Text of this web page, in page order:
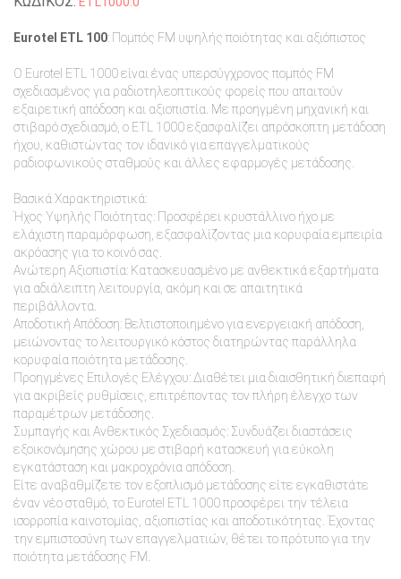
Eurotel ETL 100: Πομπός FM υψηλής ποιότητας και αξιόπιστος
Ο Eurotel ETL 1000 είναι ένας υπερσύγχρονος πομπός FM
σχεδιασμένος για ραδιοτηλεοπτικούς φορείς που απαιτούν
εξαιρετική απόδοση και αξιοπιστία. Με προηγμένη μηχανική και
στιβαρό σχεδιασμό, ο ETL 1000 εξασφαλίζει απρόσκοπτη μετάδοση
ήχου, καθιστώντας τον ιδανικό για επαγγελματικούς
ραδιοφωνικούς σταθμούς και άλλες εφαρμογές μετάδοσης.
Βασικά Χαρακτηριστικά:
Ήχος Υψηλής Ποιότητας: Προσφέρει κρυστάλλινο ήχο με
ελάχιστη παραμόρφωση, εξασφαλίζοντας μια κορυφαία εμπειρία
ακρόασης για το κοινό σας.
Ανώτερη Αξιοπιστία: Κατασκευασμένο με ανθεκτικά εξαρτήματα
για αδιάλειπτη λειτουργία, ακόμη και σε απαιτητικά
περιβάλλοντα.
Αποδοτική Απόδοση: Βελτιστοποιημένο για ενεργειακή απόδοση,
μειώνοντας το λειτουργικό κόστος διατηρώντας παράλληλα
κορυφαία ποιότητα μετάδοσης.
Προηγμένες Επιλογές Ελέγχου: Διαθέτει μια διαισθητική διεπαφή
για ακριβείς ρυθμίσεις, επιτρέποντας τον πλήρη έλεγχο των
παραμέτρων μετάδοσης.
Συμπαγής και Ανθεκτικός Σχεδιασμός: Συνδυάζει διαστάσεις
εξοικονόμησης χώρου με στιβαρή κατασκευή για εύκολη
εγκατάσταση και μακροχρόνια απόδοση.
Είτε αναβαθμίζετε τον εξοπλισμό μετάδοσης είτε εγκαθιστάτε
έναν νέο σταθμό, το Eurotel ETL 1000 προσφέρει την τέλεια
ισορροπία καινοτομίας, αξιοπιστίας και αποδοτικότητας. Έχοντας
την εμπιστοσύνη των επαγγελματιών, θέτει το πρότυπο για την
ποιότητα μετάδοσης FM.